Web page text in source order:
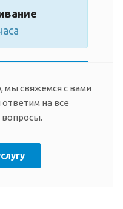
мы свяжемся с вами
на все